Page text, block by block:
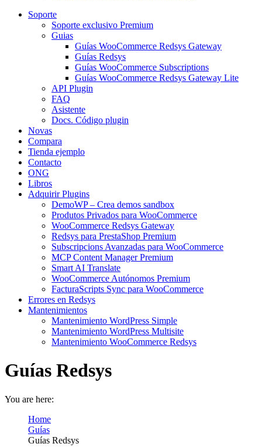
Soporte
Soporte exclusivo Premium
Guias
Guías WooCommerce Redsys Gateway
Guías Redsys
Guías WooCommerce Subscriptions
Guías WooCommerce Redsys Gateway Lite
API Plugin
FAQ
Asistente
Docs. Código plugin
Novas
Compara
Tienda ejemplo
Contacto
ONG
Libros
Adquirir Plugins
DemoWP – Crea demos sandbox
Produtos Privados para WooCommerce
WooCommerce Redsys Gateway
Redsys para PrestaShop Premium
Subscripcions Avanzadas para WooCommerce
MCP Content Manager Premium
Smart AI Translate
WooCommerce Autónomos Premium
FacturaScripts Sync para WooCommerce
Errores en Redsys
Mantenimientos
Mantenimiento WordPress Simple
Mantenimiento WordPress Multisite
Mantenimiento WooCommerce Redsys
Guías Redsys
You are here:
Home
Guías
Guías Redsys